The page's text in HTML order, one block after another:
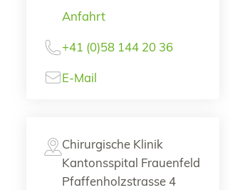
Anfahrt
+41 (0)58 144 20 36
E-Mail
Chirurgische Klinik
Kantonsspital Frauenfeld
Pfaffenholzstrasse 4